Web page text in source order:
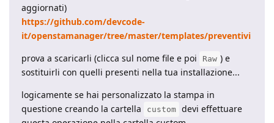
aggiornati)
https://github.com/devcode-
it/openstamanager/tree/master/templates/preventivi
prova a scaricarli (clicca sul nome file e poi
Raw ) e
sostituirli con quelli presenti nella tua installazione...
logicamente se hai personalizzato la stampa in
questione creando la cartella
custom devi effettuare